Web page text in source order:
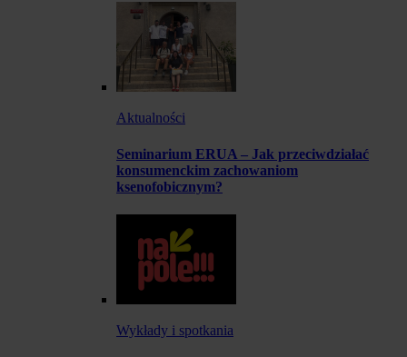
Aktualności
Seminarium ERUA – Jak przeciwdziałać
konsumenckim zachowaniom
ksenofobicznym?
Wykłady i spotkania